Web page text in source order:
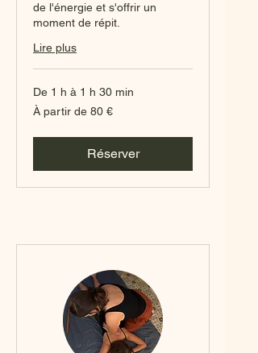
de l'énergie et s'offrir un
moment de répit.
Lire plus
De 1 h à 1 h 30 min
À
partir
À partir de 80 €
Réserver